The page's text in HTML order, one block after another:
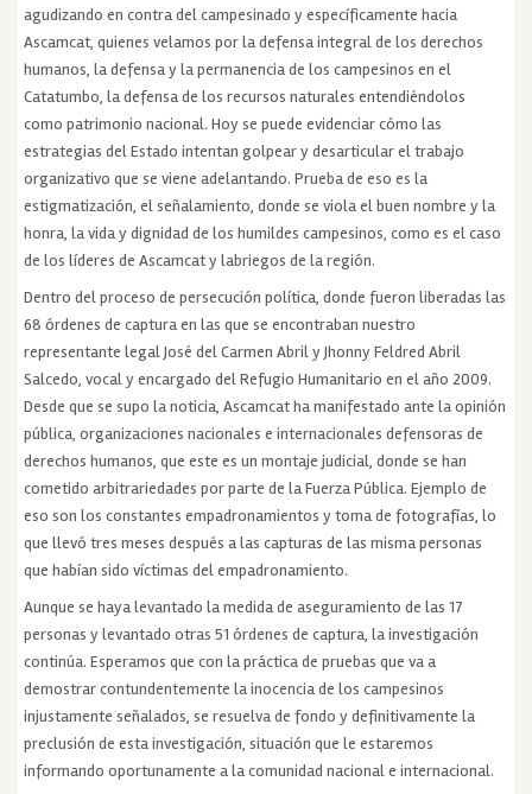
agudizando en contra del campesinado y específicamente hacia
Ascamcat, quienes velamos por la defensa integral de los derechos
humanos, la defensa y la permanencia de los campesinos en el
Catatumbo, la defensa de los recursos naturales entendiéndolos
como patrimonio nacional. Hoy se puede evidenciar cómo las
estrategias del Estado intentan golpear y desarticular el trabajo
organizativo que se viene adelantando. Prueba de eso es la
estigmatización, el señalamiento, donde se viola el buen nombre y la
honra, la vida y dignidad de los humildes campesinos, como es el caso
de los líderes de Ascamcat y labriegos de la región.
Dentro del proceso de persecución política, donde fueron liberadas las
68 órdenes de captura en las que se encontraban nuestro
representante legal José del Carmen Abril y Jhonny Feldred Abril
Salcedo, vocal y encargado del Refugio Humanitario en el año 2009.
Desde que se supo la noticia, Ascamcat ha manifestado ante la opinión
pública, organizaciones nacionales e internacionales defensoras de
derechos humanos, que este es un montaje judicial, donde se han
cometido arbitrariedades por parte de la Fuerza Pública. Ejemplo de
eso son los constantes empadronamientos y toma de fotografías, lo
que llevó tres meses después a las capturas de las misma personas
que habían sido víctimas del empadronamiento.
Aunque se haya levantado la medida de aseguramiento de las 17
personas y levantado otras 51 órdenes de captura, la investigación
continúa. Esperamos que con la práctica de pruebas que va a
demostrar contundentemente la inocencia de los campesinos
injustamente señalados, se resuelva de fondo y definitivamente la
preclusión de esta investigación, situación que le estaremos
informando oportunamente a la comunidad nacional e internacional.